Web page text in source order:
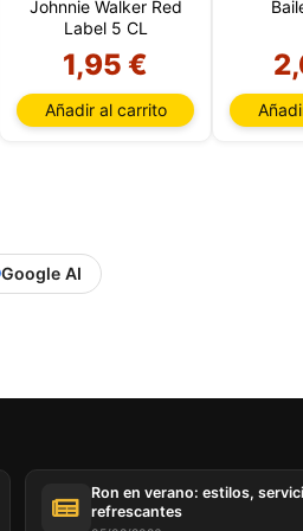
Johnnie Walker Red
Label 5 CL
1,95 €
Añadir al carrito
Google AI
Ron en verano: estilos,
refrescantes